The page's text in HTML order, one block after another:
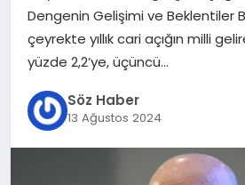
SIYASET
YAŞAM
Dengenin Gelişimi ve Beklentiler
çeyrekte yıllık cari açığın milli
yüzde 2,2’ye, üçüncü…
Söz Haber
13 Ağustos 2024